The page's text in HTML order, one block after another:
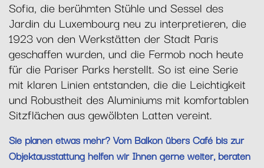
Sofia, die berühmten Stühle und Sessel des
Jardin du Luxembourg neu zu interpretieren, die
1923 von den Werkstätten der Stadt Paris
geschaffen wurden, und die Fermob noch heute
für die Pariser Parks herstellt. So ist eine Serie
mit klaren Linien entstanden, die die Leichtigkeit
und Robustheit des Aluminiums mit komfortablen
Sitzflächen aus gewölbten Latten vereint.
Sie planen etwas mehr? Vom Balkon übers Café bis zur
Objektausstattung helfen wir Ihnen gerne weiter, beraten